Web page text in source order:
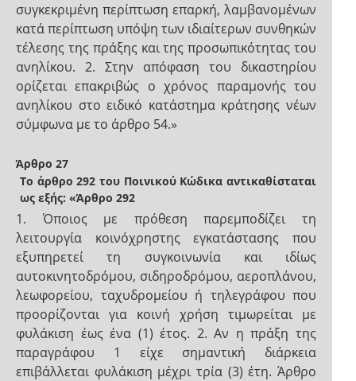
συγκεκριμένη περίπτωση επαρκή, λαμβανομένων
κατά περίπτωση υπόψη των ιδιαίτερων συνθηκών
τέλεσης της πράξης και της προσωπικότητας του
ανηλίκου. 2. Στην απόφαση του δικαστηρίου
ορίζεται επακριβώς ο χρόνος παραμονής του
ανηλίκου στο ειδικό κατάστημα κράτησης νέων
σύμφωνα με το άρθρο 54.»
Άρθρο 27
Το άρθρο 292 του Ποινικού Κώδικα αντικαθίσταται
ως εξής: «Άρθρο 292
1. Όποιος με πρόθεση παρεμποδίζει τη
λειτουργία κοινόχρηστης εγκατάστασης που
εξυπηρετεί τη συγκοινωνία και ιδίως
αυτοκινητοδρόμου, σιδηροδρόμου, αεροπλάνου,
λεωφορείου, ταχυδρομείου ή τηλεγράφου που
προορίζονται για κοινή χρήση τιμωρείται με
φυλάκιση έως ένα (1) έτος. 2. Αν η πράξη της
παραγράφου 1 είχε σημαντική διάρκεια
επιβάλλεται φυλάκιση μέχρι τρία (3) έτη. Άρθρο